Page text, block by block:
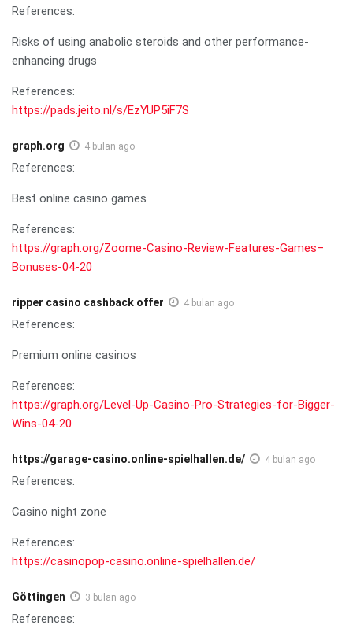
References:
Risks of using anabolic steroids and other performance-
enhancing drugs
References:
https://pads.jeito.nl/s/EzYUP5iF7S
graph.org 4 bulan ago
References:
Best online casino games
References:
https://graph.org/Zoome-Casino-Review-Features-Games–
Bonuses-04-20
ripper casino cashback offer 4 bulan ago
References:
Premium online casinos
References:
https://graph.org/Level-Up-Casino-Pro-Strategies-for-Bigger-
Wins-04-20
https://garage-casino.online-spielhallen.de/ 4 bulan ago
References:
Casino night zone
References:
https://casinopop-casino.online-spielhallen.de/
Göttingen 3 bulan ago
References: